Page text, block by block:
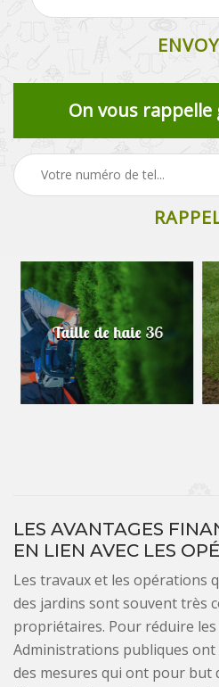
On vous
Pose de gazon en
rouleau 36
LES AVANTAGES
EN LIEN AVEC LES
Les travaux et les opérations
des jardins sont souvent très
propriétaires. Pour réduire
Administrations publiques ont
des mesures qui ont pour but